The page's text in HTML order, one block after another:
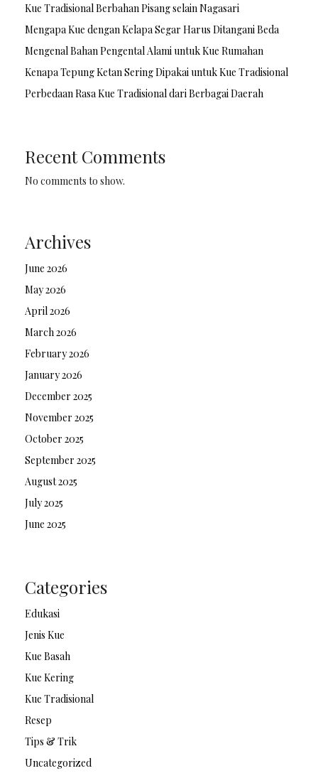
Kue Tradisional Berbahan Pisang selain Nagasari
Mengapa Kue dengan Kelapa Segar Harus Ditangani Beda
Mengenal Bahan Pengental Alami untuk Kue Rumahan
Kenapa Tepung Ketan Sering Dipakai untuk Kue Tradisional
Perbedaan Rasa Kue Tradisional dari Berbagai Daerah
Recent Comments
No comments to show.
Archives
June 2026
May 2026
April 2026
March 2026
February 2026
January 2026
December 2025
November 2025
October 2025
September 2025
August 2025
July 2025
June 2025
Categories
Edukasi
Jenis Kue
Kue Basah
Kue Kering
Kue Tradisional
Resep
Tips & Trik
Uncategorized